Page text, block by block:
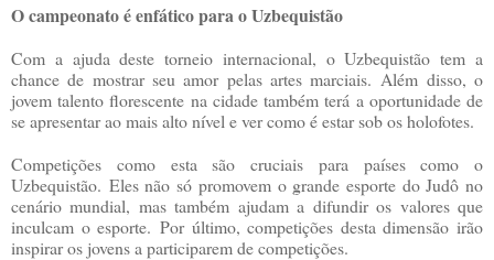
O campeonato é enfático para o Uzbequistão
Com a ajuda deste torneio internacional, o Uzbequistão tem a
chance de mostrar seu amor pelas artes marciais. Além disso, o
jovem talento florescente na cidade também terá a oportunidade de
se apresentar ao mais alto nível e ver como é estar sob os holofotes.
Competições como esta são cruciais para países como o
Uzbequistão. Eles não só promovem o grande esporte do Judô no
cenário mundial, mas também ajudam a difundir os valores que
inculcam o esporte. Por último, competições desta dimensão irão
inspirar os jovens a participarem de competições.